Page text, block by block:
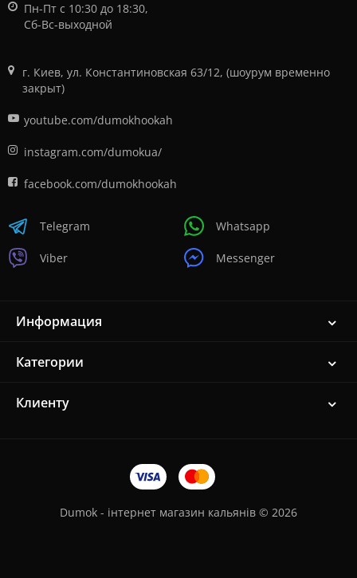
Пн-Пт с 10:30 до 18:30,
Сб-Вс-выходной
г. Киев, ул. Константиновская 63/12, (шоурум временно
закрыт)
youtube.com/dumokhookah
instagram.com/dumokua/
facebook.com/dumokhookah
Telegram
Viber
Whatsapp
Messenger
Информация
Категории
Клиенту
Dumok - інтернет магазин кальянів © 2026